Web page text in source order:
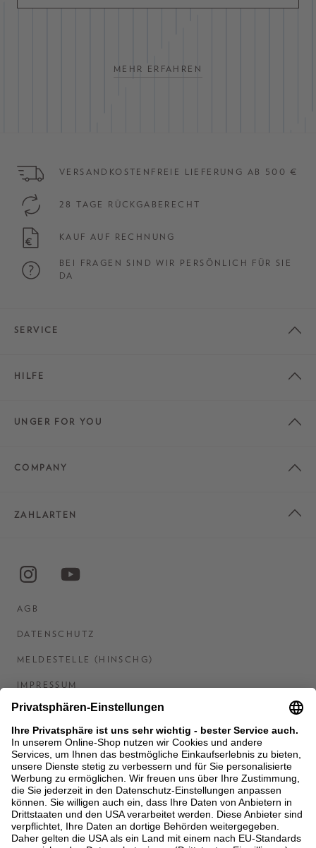
MEHR ERFAHREN
VERSANDKOSTENFREIE LIEFERUNG AB 500 €
28 TAGE RÜCKGABERECHT
KAUF AUF RECHNUNG
BEI FRAGEN SIND WIR PERSÖNLICH FÜR SIE
DA
SERVICE
HILFE
UNGER FOR YOU
COMPANY
ZAHLARTEN
AGB
DATENSCHUTZ
MELDESTELLE (HINSCHG)
IMPRESSUM
BARRIEREFREIHEITSERKLÄRUNG
KONTAKT
COOKIES
MEN'S WORLD: BRAUN HAMBURG
Ein Unternehmen der Unger GmbH & Co. KG